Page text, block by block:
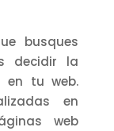
busques
decidir la
en tu web.
en
web